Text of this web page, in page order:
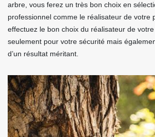
arbre, vous ferez un très bon choix en
professionnel comme le réalisateur de votre
effectuez le bon choix du réalisateur de
seulement pour votre sécurité mais
d’un résultat méritant.